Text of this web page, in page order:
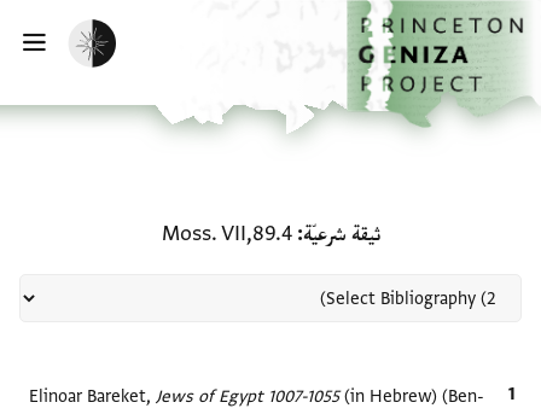
إلى المحتوى الرئيسي
الرئيسية
تفعيل الوضع المظلم
ثيقة شرعيّة Moss. VII,89.4
الاقتباس المرجعي Elinoar Bareket,Jews of Egypt 1007-1055‎(in Hebrew) (Ben-